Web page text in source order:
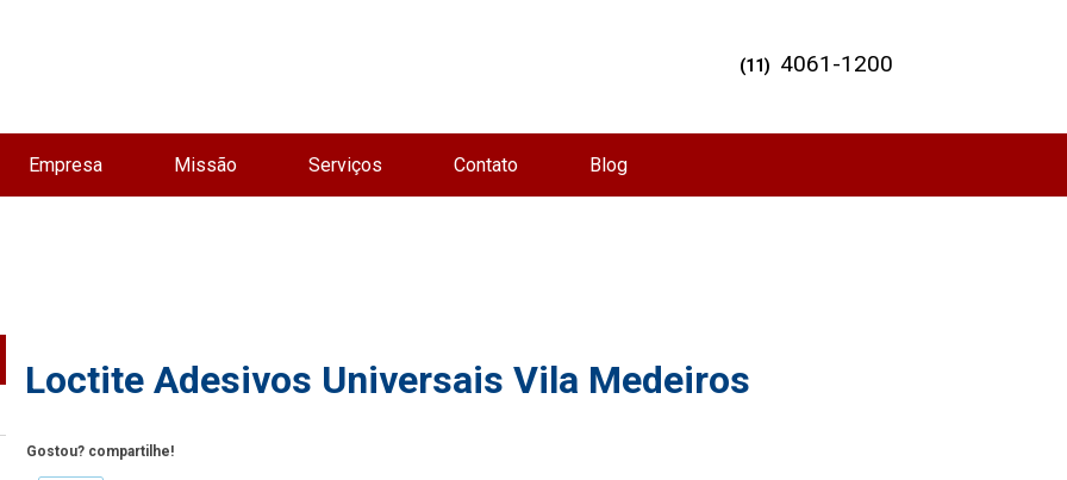
Empresa Missão Serviços Contato Blog
(11) 4061-1200
Loctite Adesivos Universais Vila Medeiros
Gostou? compartilhe!